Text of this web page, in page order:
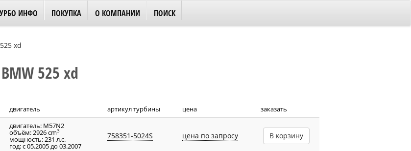
ИНФО ПОКУПКА О КОМПАНИИ ПОИСК
525 xd
525 xd
двигатель артикул турбины цена заказать
двигатель: M57N2
объём: 2926 cm3
мощность: 231 л.с.
год: с 05.2005 до 03.2007
758351-5024S цена по запросу В корзину